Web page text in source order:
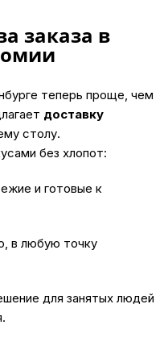
заказа в
теперь проще, чем
доставку
столу.
без хлопот:
и готовые к
в любую точку
для занятых людей